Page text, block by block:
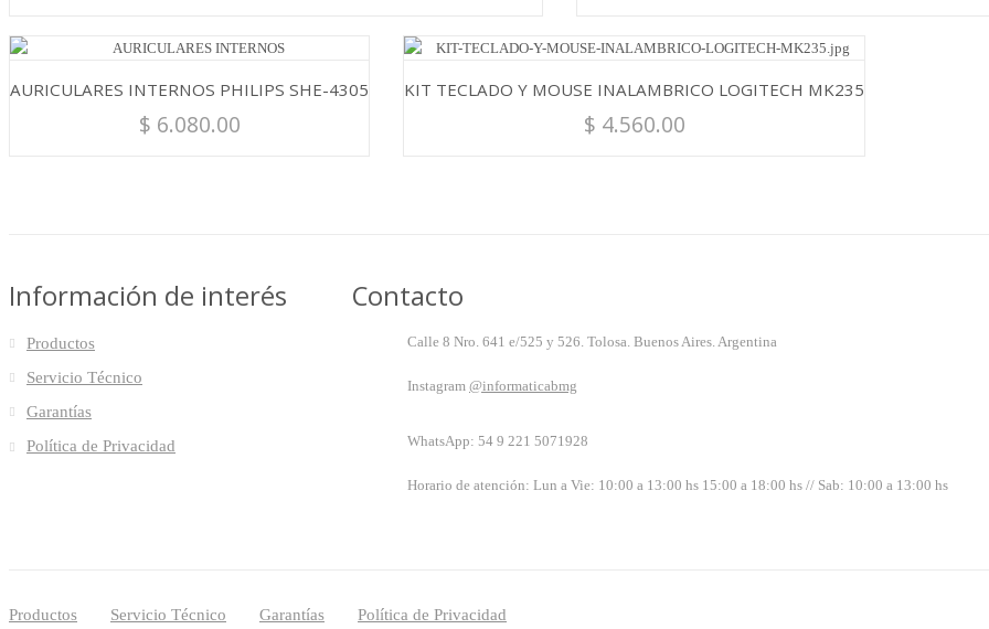
AURICULARES INTERNOS PHILIPS SHE-4305
$ 6.080.00
KIT TECLADO Y MOUSE INALAMBRICO LOGITECH MK235
$ 4.560.00
Información de interés
Productos
Servicio Técnico
Garantías
Política de Privacidad
Contacto
Calle 8 Nro. 641 e/525 y 526. Tolosa. Buenos Aires. Argentina
Instagram @informaticabmg
WhatsApp: 54 9 221 5071928
Horario de atención: Lun a Vie: 10:00 a 13:00 hs 15:00 a 18:00 hs // Sab: 10:00 a 13:00 hs
Productos Servicio Técnico Garantías Política de Privacidad